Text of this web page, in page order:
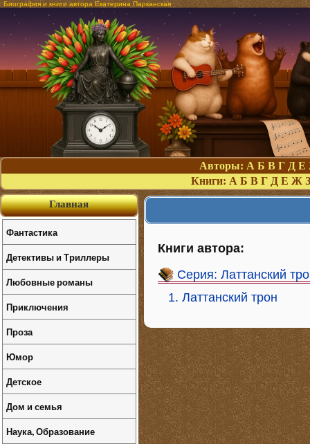
Биография и книги автора Екатерина Парканская
Авторы: А Б В Г Д Е
Книги: А Б В Г Д Е Ж З
Книги автора:
Серия: Латтанский
1. Латтанский трон
Главная
Фантастика
Детективы и Триллеры
Любовные романы
Приключения
Проза
Юмор
Детское
Дом и семья
Наука, Образование